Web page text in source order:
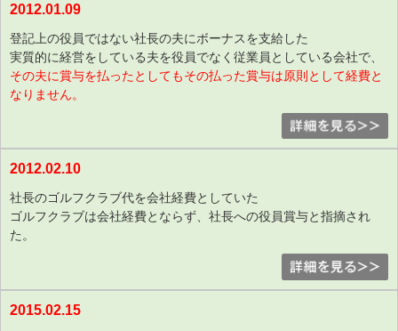
2012.01.09
登記上の役員ではない社長の夫にボーナスを支給した
実質的に経営をしている夫を役員でなく従業員としている会社で、
その夫に賞与を払ったとしてもその払った賞与は原則として経費と
なりません。
2012.02.10
社長のゴルフクラブ代を会社経費としていた
ゴルフクラブは会社経費とならず、社長への役員賞与と指摘され
た。
2015.02.15